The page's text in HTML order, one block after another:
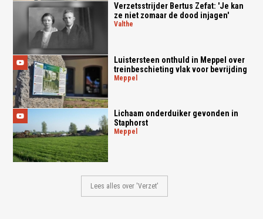
Verzetsstrijder Bertus Zefat: 'Je kan
ze niet zomaar de dood injagen'
valthe
Luistersteen onthuld in Meppel over
treinbeschieting vlak voor bevrijding
meppel
Lichaam onderduiker gevonden in
Staphorst
meppel
Lees alles over 'Verzet'